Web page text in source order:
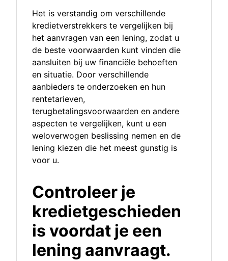
Het is verstandig om verschillende
kredietverstrekkers te vergelijken bij
het aanvragen van een lening, zodat u
de beste voorwaarden kunt vinden die
aansluiten bij uw financiële behoeften
en situatie. Door verschillende
aanbieders te onderzoeken en hun
rentetarieven,
terugbetalingsvoorwaarden en andere
aspecten te vergelijken, kunt u een
weloverwogen beslissing nemen en de
lening kiezen die het meest gunstig is
voor u.
Controleer je
kredietgeschieden
is voordat je een
lening aanvraagt.